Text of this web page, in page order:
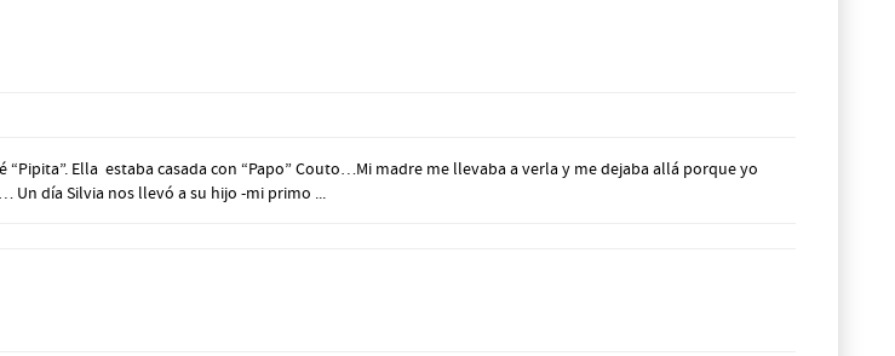
Ella estaba casada con “Papo” Couto…Mi madre me llevaba a verla y me dejaba allá porque yo
Un día Silvia nos llevó a su hijo -mi primo ...